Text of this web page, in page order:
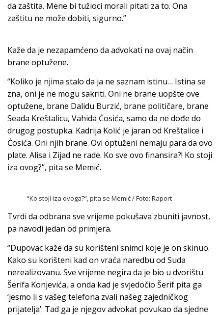
da zaštita. Mene bi tužioci morali pitati za to. Ona
zaštitu ne može dobiti, sigurno.”
Kaže da je nezapamćeno da advokati na ovaj način
brane optužene.
“Koliko je njima stalo da ja ne saznam istinu… Istina se
zna, oni je ne mogu sakriti. Oni ne brane uopšte ove
optužene, brane Dalidu Burzić, brane političare, brane
Seada Kreštalicu, Vahida Ćosića, samo da ne dođe do
drugog postupka. Kadrija Kolić je jaran od Kreštalice i
Ćosića. Oni njih brane. Ovi optuženi nemaju para da ovo
plate. Alisa i Zijad ne rade. Ko sve ovo finansira?! Ko stoji
iza ovog?”, pita se Memić.
“Ko stoji iza ovoga?”, pita se Memić / Foto: Raport
Tvrdi da odbrana sve vrijeme pokušava zbuniti javnost,
pa navodi jedan od primjera.
“Dupovac kaže da su korišteni snimci koje je on skinuo.
Kako su korišteni kad on vraća naredbu od Suda
nerealizovanu. Sve vrijeme negira da je bio u dvorištu
Šerifa Konjevića, a onda kad je svjedočio Šerif pita ga
‘jesmo li s vašeg telefona zvali našeg zajedničkog
prijatelja’. Tad ga je njegov advokat povukao da sjedne